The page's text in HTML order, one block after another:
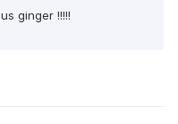
ginger !!!!!